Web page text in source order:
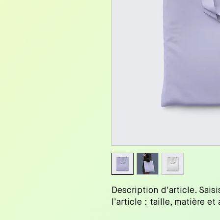
Description d'article.
l'article : taille, matière